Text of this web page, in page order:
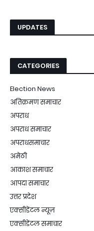
UPDATES
CATEGORIES
Election News
अतिक्रमण समाचार
अपराध
अपराध समाचार
अपराधसमाचार
अमेठी
आकाश समाचार
आपदा समाचार
उत्तर प्रदेश
एक्सीडेंटल न्यूज़
एक्सीडेंटल समाचार